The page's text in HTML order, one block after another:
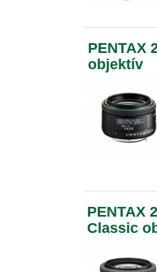
PENTAX
objektív
PENTAX
Classic